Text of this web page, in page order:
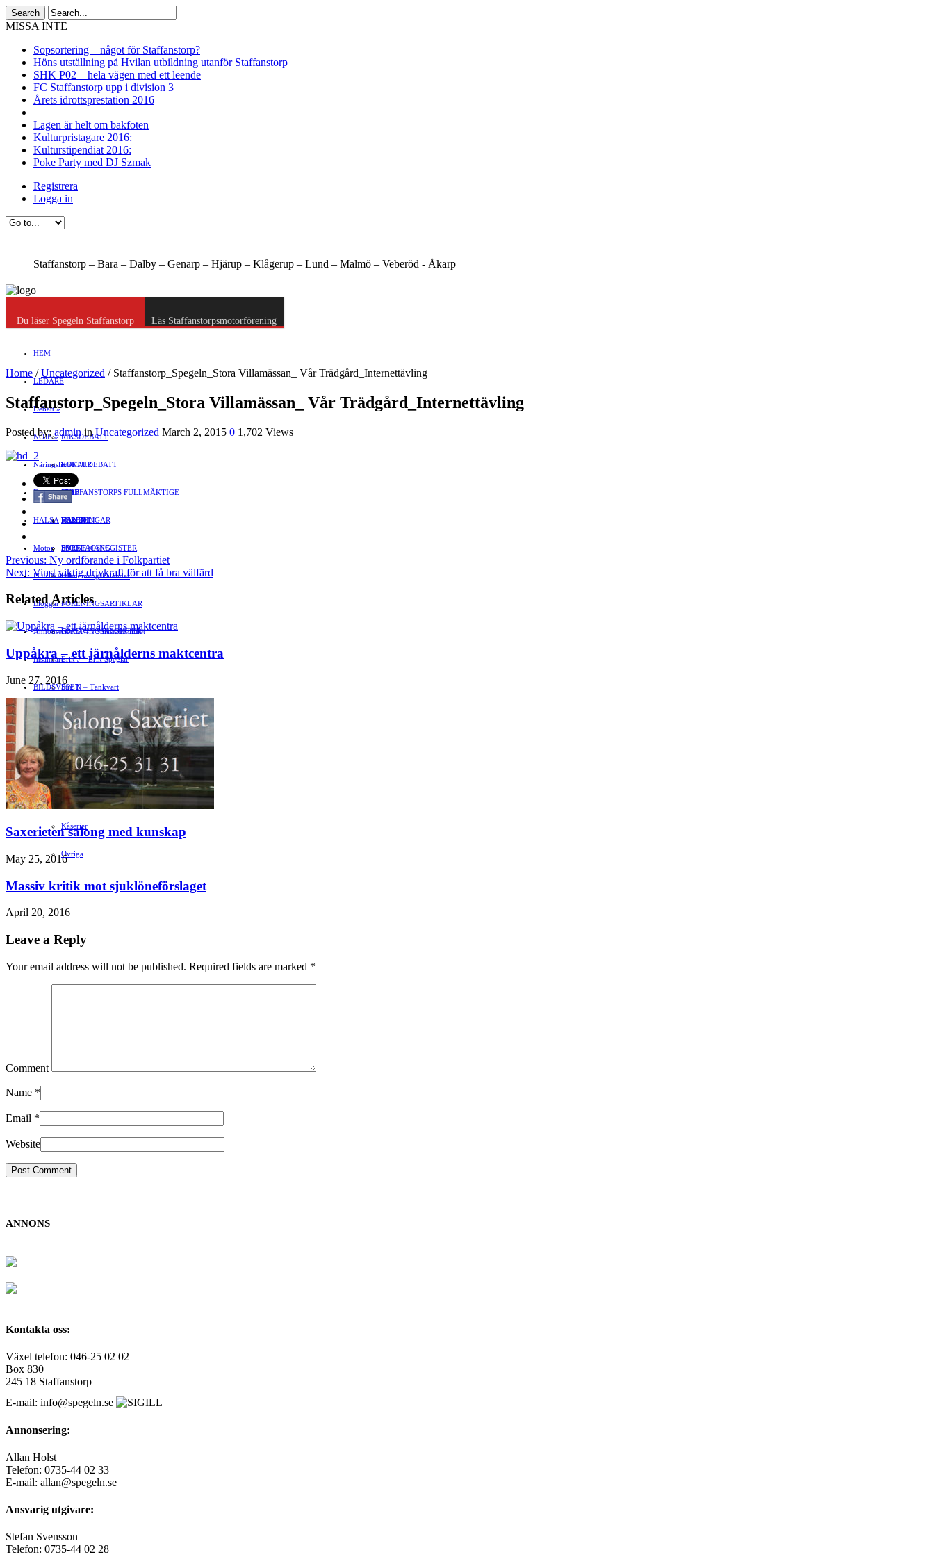
MISSA INTE
Sopsortering – något för Staffanstorp?
Höns utställning på Hvilan utbildning utanför Staffanstorp
SHK P02 – hela vägen med ett leende
FC Staffanstorp upp i division 3
Årets idrottsprestation 2016
Lagen är helt om bakfoten
Kulturpristagare 2016:
Kulturstipendiat 2016:
Poke Party med DJ Szmak
Registrera
Logga in
Staffanstorp – Bara – Dalby – Genarp – Hjärup – Klågerup – Lund – Malmö – Veberöd - Åkarp
Du läser Spegeln Staffanstorp Läs Staffanstorpsmotorförening
HEM
LEDARE
Debatt »
RIKSDEBATT
LOKALDEBATT
STAFFANSTORPS FULLMÄKTIGE
VAL 2014
NÖJE »
KULTUR
Mat
RESOR
EVENEMANG
Evenemangskalender
Näringsliv »
JOBB
HANDEL
FÖRETAGSREGISTER
Föreningsliv »
FÖRENINGAR
SPORT
DJUR
FÖRENINGSARTIKLAR
FÖRENINGSREGISTER
HÄLSA
Motor
PORTRÄTT
Bloggar »
Gert Å – I Småstadsvimlet
Erik J – Erik Speglar
Stig N – Tänkvärt
Jenny A – Kvitter
Yrsa – Hand med Hund
Hvilan – Trädgårdstips
MALIN B – TRENDSPANING
Kåserier
Ovriga
Annonsera
Insändare
BILDSVEPET
FAMILJEBILD »
LÄMNA EN GRATTISHÄLSNING
Spegeln Info
Home /Uncategorized / Staffanstorp_Spegeln_Stora Villamässan_ Vår Trädgård_Internettävling
Staffanstorp_Spegeln_Stora Villamässan_ Vår Trädgård_Internettävling
Posted by: admininUncategorized March 2, 2015 0 1,702 Views
Previous: Ny ordförande i Folkpartiet
Next: Vinst viktig drivkraft för att få bra välfärd
Related Articles
Uppåkra – ett järnålderns maktcentra
June 27, 2016
Saxerieten salong med kunskap
May 25, 2016
Massiv kritik mot sjuklöneförslaget
April 20, 2016
Leave a Reply
Your email address will not be published. Required fields are marked *
Comment
Name *
Email *
Website
ANNONS
Kontakta oss:
Växel telefon: 046-25 02 02
Box 830
245 18 Staffanstorp
E-mail: info@spegeln.se
Annonsering:
Allan Holst
Telefon: 0735-44 02 33
E-mail: allan@spegeln.se
Ansvarig utgivare:
Stefan Svensson
Telefon: 0735-44 02 28